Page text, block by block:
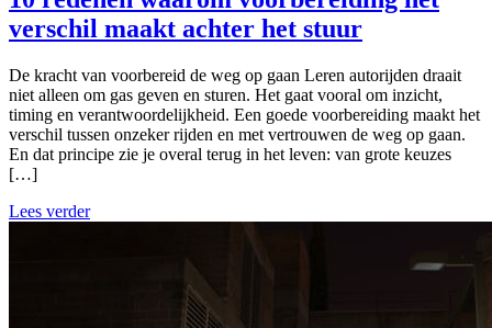
verschil maakt achter het stuur
De kracht van voorbereid de weg op gaan Leren autorijden draait
niet alleen om gas geven en sturen. Het gaat vooral om inzicht,
timing en verantwoordelijkheid. Een goede voorbereiding maakt het
verschil tussen onzeker rijden en met vertrouwen de weg op gaan.
En dat principe zie je overal terug in het leven: van grote keuzes
[…]
Lees verder